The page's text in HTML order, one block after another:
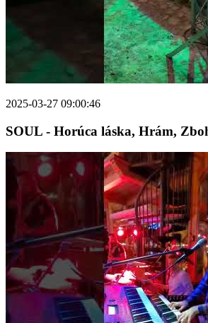
2025-03-27 09:00:46
SOUL - Horúca láska, Hrám,